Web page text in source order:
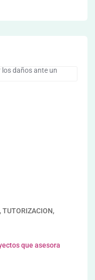
daños ante un
TUTORIZACION,
que asesora